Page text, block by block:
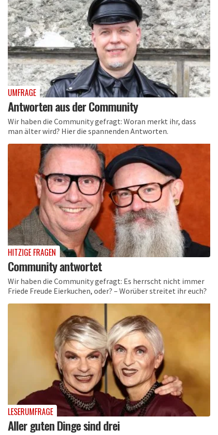
UMFRAGE
Antworten aus der Community
Wir haben die Community gefragt: Woran merkt ihr, dass
man älter wird? Hier die spannenden Antworten.
HITZIGE FRAGEN
Community antwortet
Wir haben die Community gefragt: Es herrscht nicht immer
Friede Freude Eierkuchen, oder? – Worüber streitet ihr euch?
LESERUMFRAGE
Aller guten Dinge sind drei